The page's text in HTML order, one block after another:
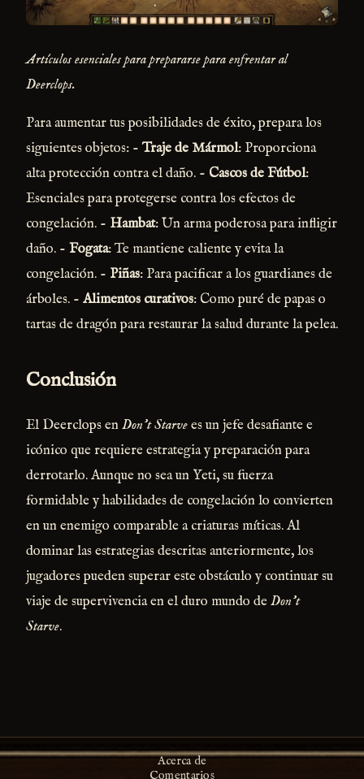
Artículos esenciales para prepararse para enfrentar al
Deerclops.
Para aumentar tus posibilidades de éxito, prepara los
siguientes objetos: -Traje de Mármol: Proporciona
alta protección contra el daño. - Cascos de Fútbol:
Esenciales para protegerse contra los efectos de
congelación. - Hambat: Un arma poderosa para infligir
daño. - Fogata: Te mantiene caliente y evita la
congelación. - Piñas: Para pacificar a los guardianes de
árboles. - Alimentos curativos: Como puré de papas o
tartas de dragón para restaurar la salud durante la pelea.
Conclusión
El Deerclops enDon't Starvees un jefe desafiante e
icónico que requiere estrategia y preparación para
derrotarlo. Aunque no sea un Yeti, su fuerza
formidable y habilidades de congelación lo convierten
en un enemigo comparable a criaturas míticas. Al
dominar las estrategias descritas anteriormente, los
jugadores pueden superar este obstáculo y continuar su
viaje de supervivencia en el duro mundo deDon't
Starve.
Acerca de
Comentarios